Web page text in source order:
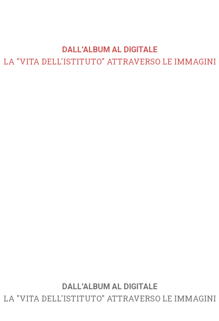
DALL'ALBUM AL DIGITALE
LA "VITA DELL'ISTITUTO" ATTRAVERSO LE IMMAGINI
DALL'ALBUM AL DIGITALE
LA "VITA DELL'ISTITUTO" ATTRAVERSO LE IMMAGINI